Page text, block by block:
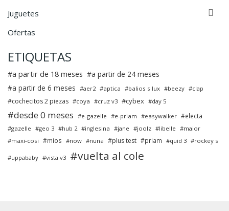
Juguetes

Ofertas
ETIQUETAS
a partir de 18 meses
a partir de 24 meses
a partir de 6 meses
aer2 aptica balios s lux beezy clap
cochecitos 2 piezas coya cruz v3 cybex day 5
desde 0 meses e-gazelle e-priam easywalker electa
gazelle geo 3 hub 2 inglesina jane joolz libelle
maior
maxi-cosi
mios now nuna plus test priam quid 3 rockey s
uppababy vista v3 vuelta al cole